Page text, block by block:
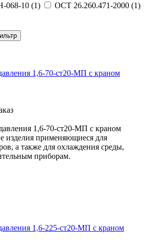
068-10 (1) ОСТ 26.260.471-2000 (1)
1,6-70-ст20-МП с краном
1,6-70-ст20-МП с краном
изделия применяющиеся для
а также для охлаждения среды,
приборам.
1,6-225-ст20-МП с краном